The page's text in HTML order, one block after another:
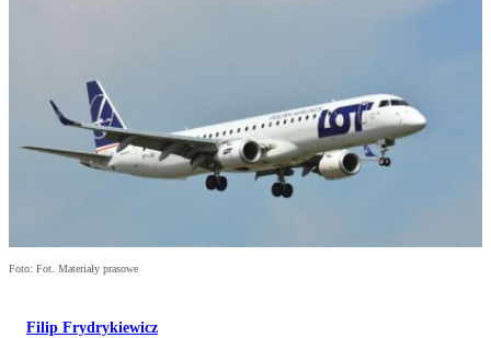
Foto: Fot. Materiały prasowe
Filip Frydrykiewicz